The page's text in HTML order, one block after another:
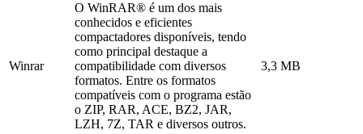
Winrar
O WinRAR® é um dos mais
conhecidos e eficientes
compactadores disponíveis, tendo
como principal destaque a
compatibilidade com diversos
formatos. Entre os formatos
compatíveis com o programa estão
o ZIP, RAR, ACE, BZ2, JAR,
LZH, 7Z, TAR e diversos outros.
3,3 MB